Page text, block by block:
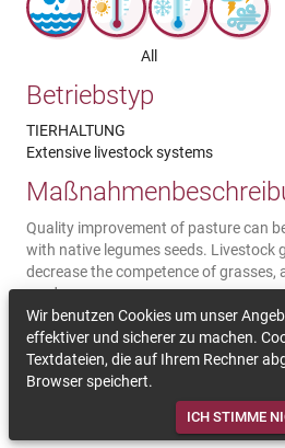
All
Betriebstyp
TIERHALTUNG
Extensive livestock systems
Quality improvement of pasture can
with native legumes seeds. Livestock
decrease the competence of grasses,
seeds.
Kommentar zur
A more covered soil increases its
capture. A soil with more legumes
lixiviation. This measure involves an
Wir benutzen Cookies um unser
effektiver und sicherer zu machen.
Textdateien, die auf Ihrem Rechner
Browser speichert.
ICH STIMME